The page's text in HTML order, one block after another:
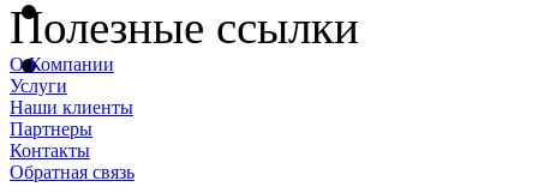
Полезные ссылки
О Компании
Услуги
Наши клиенты
Партнеры
Контакты
Обратная связь